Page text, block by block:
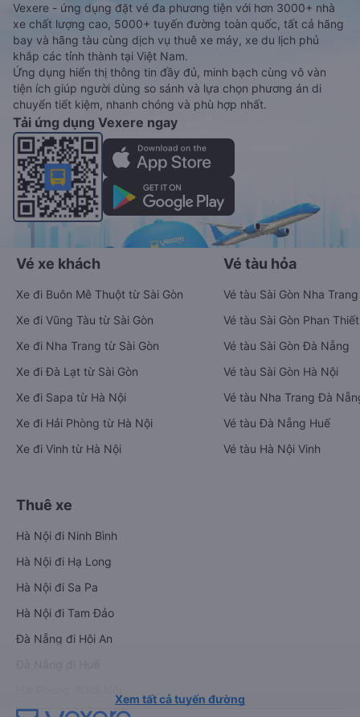
Vexere - ứng dụng đặt vé đa phương tiện với hơn 3000+ nhà
xe chất lượng cao, 5000+ tuyến đường toàn quốc, tất cả hãng
bay và hãng tàu cùng dịch vụ thuê xe máy, xe du lịch phủ
khắp các tỉnh thành tại Việt Nam.
Ứng dụng hiển thị thông tin đầy đủ, minh bạch cùng vô vàn
tiện ích giúp người dùng so sánh và lựa chọn phương án di
chuyển tiết kiệm, nhanh chóng và phù hợp nhất.
Tải ứng dụng Vexere ngay
Vé xe khách
Xe đi Buôn Mê Thuột từ Sài Gòn
Xe đi Vũng Tàu từ Sài Gòn
Xe đi Nha Trang từ Sài Gòn
Xe đi Đà Lạt từ Sài Gòn
Xe đi Sapa từ Hà Nội
Xe đi Hải Phòng từ Hà Nội
Xe đi Vinh từ Hà Nội
Vé tàu hỏa
Vé tàu Sài Gòn Nha Trang
Vé tàu Sài Gòn Phan Thiết
Vé tàu Sài Gòn Đà Nẵng
Vé tàu Sài Gòn Hà Nội
Vé tàu Nha Trang Đà
Vé tàu Đà Nẵng Huế
Vé tàu Hà Nội Vinh
Thuê xe
Hà Nội đi Ninh Bình
Hà Nội đi Hạ Long
Hà Nội đi Sa Pa
Hà Nội đi Tam Đảo
Đà Nẵng đi Hội An
Xem tất cả tuyến đường